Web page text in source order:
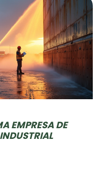
EMPRESA DE